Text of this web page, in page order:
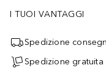
I TUOI VANTAGGI
Spedizione
Spedizione